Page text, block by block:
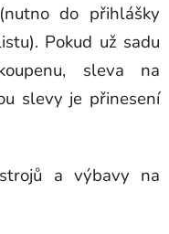
do přihlášky
Pokud už sadu
sleva na
slevy je přinesení
a výbavy na